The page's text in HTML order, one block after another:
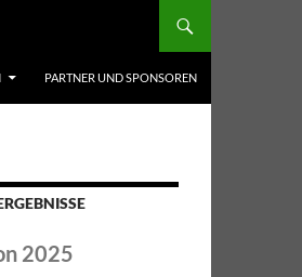
PARTNER UND SPONSOREN
2025